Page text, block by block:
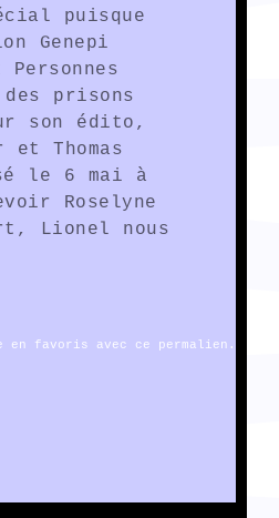
puisque
Genepi
prisons
son édito,
Thomas
le 6 mai à
Roselyne
Lionel nous
en favoris avec ce permalien .